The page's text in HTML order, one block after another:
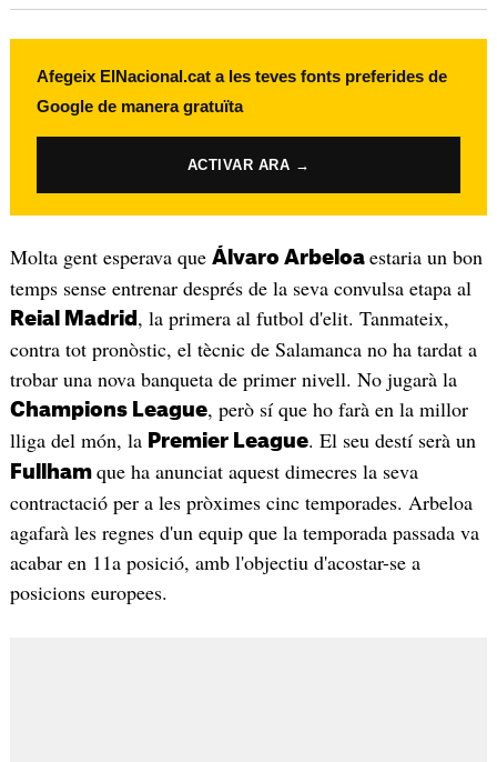
Afegeix ElNacional.cat a les teves fonts preferides de
Google de manera gratuïta
ACTIVAR ARA →
Molta gent esperava que Álvaro Arbeloa estaria un bon
temps sense entrenar després de la seva convulsa etapa al
Reial Madrid , la primera al futbol d'elit. Tanmateix,
contra tot pronòstic, el tècnic de Salamanca no ha tardat a
trobar una nova banqueta de primer nivell. No jugarà la
Champions League, però sí que ho farà en la millor
lliga del món, la Premier League. El seu destí serà un
Fullham que ha anunciat aquest dimecres la seva
contractació per a les pròximes cinc temporades. Arbeloa
agafarà les regnes d'un equip que la temporada passada va
acabar en 11a posició, amb l'objectiu d'acostar-se a
posicions europees.